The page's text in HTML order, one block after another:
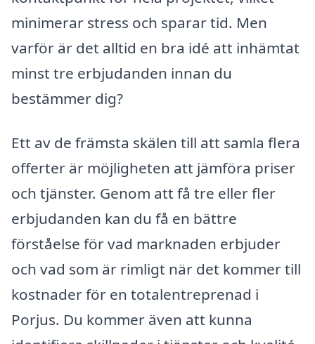
minimerar stress och sparar tid. Men
varför är det alltid en bra idé att inhämtat
minst tre erbjudanden innan du
bestämmer dig?
Ett av de främsta skälen till att samla flera
offerter är möjligheten att jämföra priser
och tjänster. Genom att få tre eller fler
erbjudanden kan du få en bättre
förståelse för vad marknaden erbjuder
och vad som är rimligt när det kommer till
kostnader för en totalentreprenad i
Porjus. Du kommer även att kunna